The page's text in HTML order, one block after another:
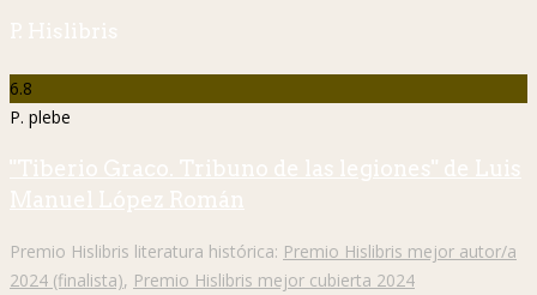
P. Hislibris
6.8
P. plebe
"Tiberio Graco. Tribuno de las legiones" de Luis
Manuel López Román
Premio Hislibris literatura histórica: Premio Hislibris mejor autor/a
2024 (finalista), Premio Hislibris mejor cubierta 2024